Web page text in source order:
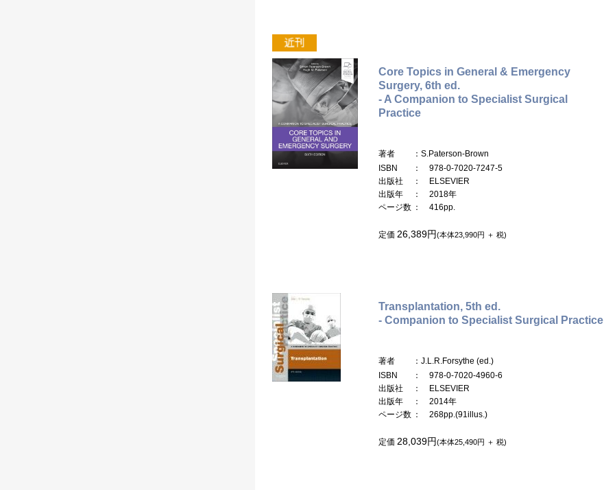
Core Topics in General & Emergency
Surgery, 6th ed.
- A Companion to Specialist Surgical
Practice
著者
：S.Paterson-Brown
ISBN
： 978-0-7020-7247-5
出版社
： ELSEVIER
出版年
： 2018年
ページ数 ： 416pp.
定価 26,389円(本体23,990円 ＋ 税)
Transplantation, 5th ed.
- Companion to Specialist Surgical Practice
著者
：J.L.R.Forsythe (ed.)
ISBN
： 978-0-7020-4960-6
出版社
： ELSEVIER
出版年
： 2014年
ページ数 ： 268pp.(91illus.)
定価 28,039円(本体25,490円 ＋ 税)